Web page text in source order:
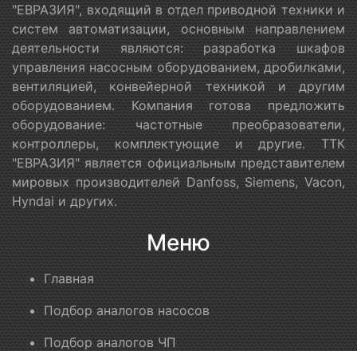
"ЕВРАЗИЯ", входящий в отдел приводной техники и
систем автоматизации, основным направлением
деятельности являются: разработка шкафов
управления насосным оборудованием, дробилками,
вентиляцией, конвейерной техникой и другим
оборудованием. Компания готова предложить
оборудование: частотные преобразователи,
контроллеры, комплектующие и другие. ТТК
"ЕВРАЗИЯ" является официальным представителем
мировых производителей Danfoss, Siemens, Vacon,
Hyndai и других.
Меню
Главная
Подбор аналогов насосов
Подбор аналогов ЧП